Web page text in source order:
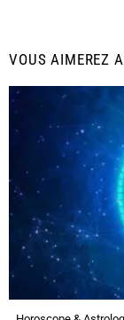
VOUS AIMEREZ